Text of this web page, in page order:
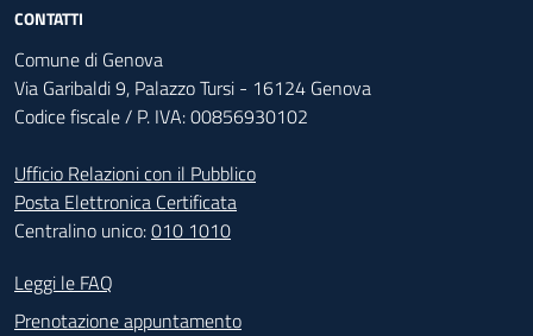
CONTATTI
Comune di Genova
Via Garibaldi 9, Palazzo Tursi - 16124 Genova
Codice fiscale / P. IVA: 00856930102
Ufficio Relazioni con il Pubblico
Posta Elettronica Certificata
Centralino unico:010 1010
Footer - Contatti
Leggi le FAQ
Prenotazione appuntamento